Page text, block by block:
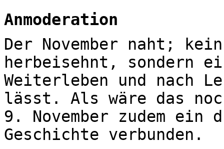
Anmoderation
Der November naht;
herbeisehnt, sondern
Weiterleben und nach
lässt. Als wäre das
9. November zudem
Geschichte verbunden.